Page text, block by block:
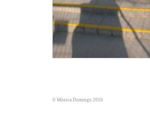
© Mònica Domingo 2010